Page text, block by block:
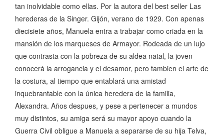
tan inolvidable como ellas. Por la autora del best seller Las
herederas de la Singer. Gijón, verano de 1929. Con apenas
diecisiete años, Manuela entra a trabajar como criada en la
mansión de los marqueses de Armayor. Rodeada de un lujo
que contrasta con la pobreza de su aldea natal, la joven
conocerá la arrogancia y el desamor, pero tambien el arte de
la costura, al tiempo que entablará una amistad
inquebrantable con la única heredera de la familia,
Alexandra. Años despues, y pese a pertenecer a mundos
muy distintos, su amiga será su mayor apoyo cuando la
Guerra Civil obligue a Manuela a separarse de su hija Telva,